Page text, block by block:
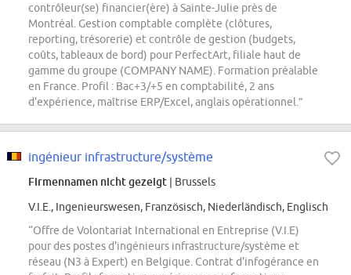
contrôleur(se) financier(ère) à Sainte-Julie près de
Montréal. Gestion comptable complète (clôtures,
reporting, trésorerie) et contrôle de gestion (budgets,
coûts, tableaux de bord) pour PerfectArt, filiale haut de
gamme du groupe (COMPANY NAME). Formation préalable
en France. Profil : Bac+3/+5 en comptabilité, 2 ans
d'expérience, maîtrise ERP/Excel, anglais opérationnel.”
ingénieur infrastructure/système
Firmennamen nicht gezeigt | Brussels
V.I.E., Ingenieurswesen, Französisch, Niederländisch, Englisch
“Offre de Volontariat International en Entreprise (V.I.E)
pour des postes d'ingénieurs infrastructure/système et
réseau (N3 à Expert) en Belgique. Contrat d'infogérance en